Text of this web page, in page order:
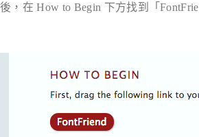
，在 How to Begin 下方找到「